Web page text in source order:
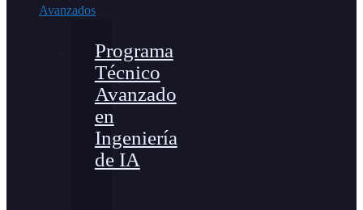
Avanzados
Programa
Técnico
Avanzado
en
Ingeniería
de IA